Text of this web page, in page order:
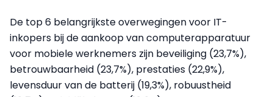
De top 6 belangrijkste overwegingen voor IT-
inkopers bij de aankoop van computerapparatuur
voor mobiele werknemers zijn beveiliging (23,7%),
betrouwbaarheid (23,7%), prestaties (22,9%),
levensduur van de batterij (19,3%), robuustheid